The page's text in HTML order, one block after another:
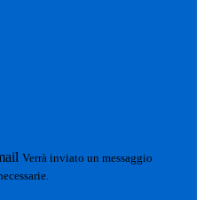
Verrà inviato un messaggio